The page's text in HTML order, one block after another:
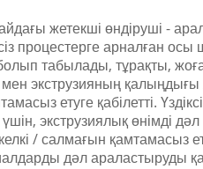
жетекші өндіруші -
процестерге арналған
табылады, тұрақты,
экструзияның
етуге қабілетті.
экструзиялық өнімді
/ салмағын қамтамасыз
дәл араластыруды